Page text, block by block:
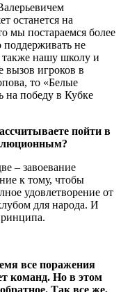
останется на
мы постараемся более
поддерживать не
также нашу школу и
игроков в
то «Белые
на победу в Кубке
пойти в
– завоевание
к тому, чтобы
удовлетворение от
для народа. И
все поражения
команд. Но в этом
Так все же,